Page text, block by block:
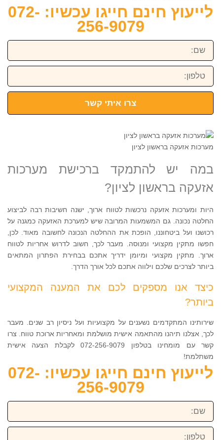
לייעוץ חינם חייגו עכשיו: 072-
256-9079
שם:
טלפון:
צרו איתי קשר
מערכות אזעקה בראשון לציון
במה יש להתמקד ברכישת מערכות
אזעקה בראשון לציון?
היות ומערכות אזעקה נרכשות לטווח ארוך, ישנה חשיבות רבה לביצוע
החלטה נכונה. גם המשמעות המרובה שיש למערכת האזעקה כמגנה על
רכושנו ועל ביטחוננו, הופכת את ההחלטה הנכונה לחשובה מאוד. לכן,
חפשו מתקין מקצועי ומנוסה. מעבר לכך, חשוב לדרוש אחריות לטווח
ארוך. מתקין מקצועי ומיומן ידריך אתכם בבחירת הפתרון המתאים
ביותר לצרכים שלכם וילווה אתכם לכל אורך הדרך.
כיצד אנו מספקים לכם את המענה המקצועי
ביותר?
שירותינו המתקדמים נשענים על מקצועיות ועל ניסיון רב שנים. מעבר
לכך, אצלנו תיהנו מהתאמה אישית מושלמת ומאחריות ארוכת טווח. צרו
קשר עם מומחינו בטלפון 072-256-9079 לקבלת הצעה אישית
משתלמת!
לייעוץ חינם חייגו עכשיו: 072-
256-9079
שם:
טלפון: